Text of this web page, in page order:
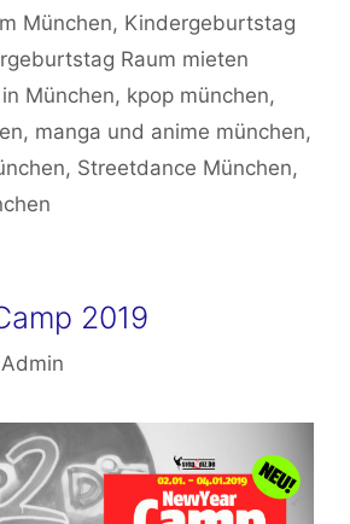
München, Kindergeburtstag
Raum mieten
München, kpop münchen,
, manga und anime münchen,
, Streetdance München,
2019
Admin